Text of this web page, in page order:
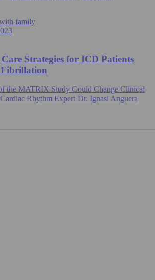
Strategies for ICD Patients
the MATRIX Study Could Change Clinical
Rhythm Expert Dr. Ignasi Anguera